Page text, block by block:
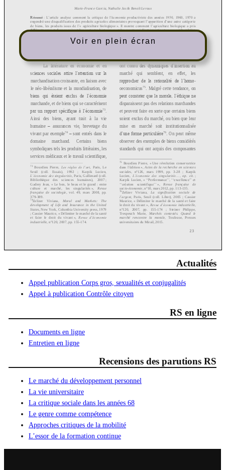
Voir en plein écran
Actualités
Appel publication Corps gros, sexualités et conjugalités
Appel à publication Contrôle citoyen
RS en ligne
Documents en ligne
Entretien en ligne
Recensions des parutions RS
Le marché du développement personnel
La vie universitaire
La critique sociale dans les années 68
Le genre comme compétence
Approches critiques de la mobilité
L’essor de la formation continue